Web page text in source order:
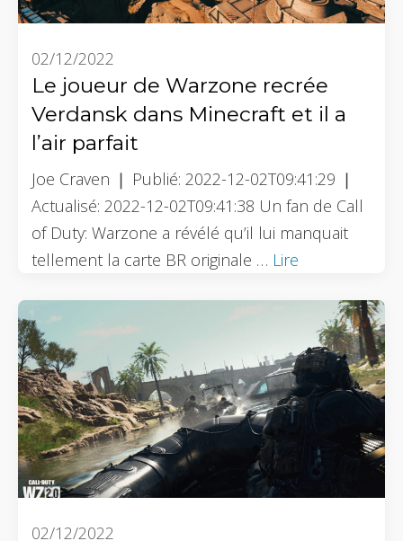
Le joueur de Warzone recrée
Verdansk dans Minecraft et il a
l’air parfait
02/12/2022
Joe Craven ❘ Publié: 2022-12-02T09:41:29 ❘
Actualisé: 2022-12-02T09:41:38 Un fan de Call
of Duty: Warzone a révélé qu’il lui manquait
tellement la carte BR originale … Lire
02/12/2022